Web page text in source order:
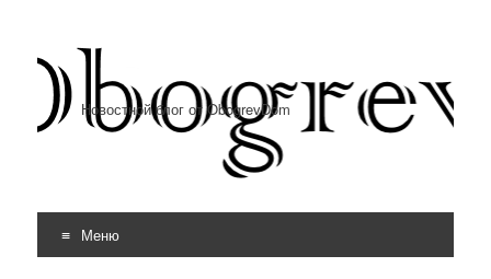
Новостной блог от ObogrevDom
Меню